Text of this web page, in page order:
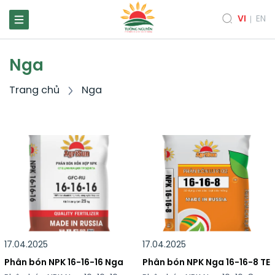
VI EN
Nga
Trang chủ Nga
17.04.2025
Phân bón NPK 16-16-16 Nga
17.04.2025
Phân bón NPK Nga 16-16-8 TE